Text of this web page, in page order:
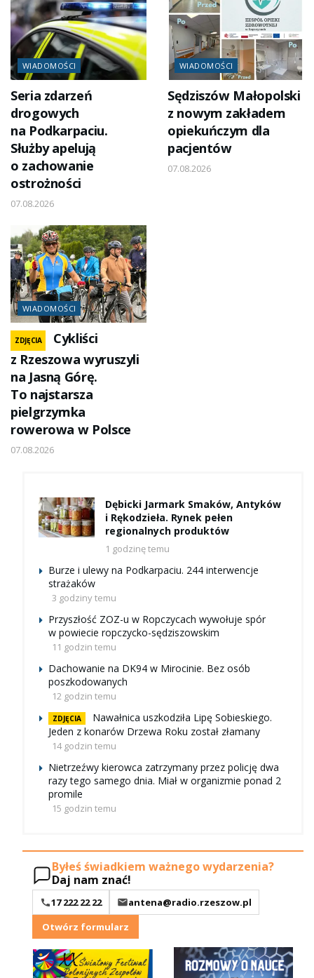
WIADOMOŚCI
Seria zdarzeń
drogowych
na Podkarpaciu.
Służby apelują
o zachowanie
ostrożności
07.08.2026
WIADOMOŚCI
Sędziszów Małopolski
z nowym zakładem
opiekuńczym dla
pacjentów
07.08.2026
WIADOMOŚCI
ZDJĘCIA
Cykliści
z Rzeszowa wyruszyli
na Jasną Górę.
To najstarsza
pielgrzymka
rowerowa w Polsce
07.08.2026
Dębicki Jarmark Smaków, Antyków
i Rękodzieła. Rynek pełen
regionalnych produktów
1 godzinę temu
Burze i ulewy na Podkarpaciu. 244 interwencje
strażaków
3 godziny temu
Przyszłość ZOZ-u w Ropczycach wywołuje spór
w powiecie ropczycko-sędziszowskim
11 godzin temu
Dachowanie na DK94 w Mirocinie. Bez osób
poszkodowanych
12 godzin temu
ZDJĘCIA
Nawałnica uszkodziła Lipę Sobieskiego.
Jeden z konarów Drzewa Roku został złamany
14 godzin temu
Nietrzeźwy kierowca zatrzymany przez policję dwa
razy tego samego dnia. Miał w organizmie ponad 2
promile
15 godzin temu
Byłeś świadkiem ważnego wydarzenia?
Daj nam znać!
17 222 22 22
antena@radio.rzeszow.pl
Otwórz formularz